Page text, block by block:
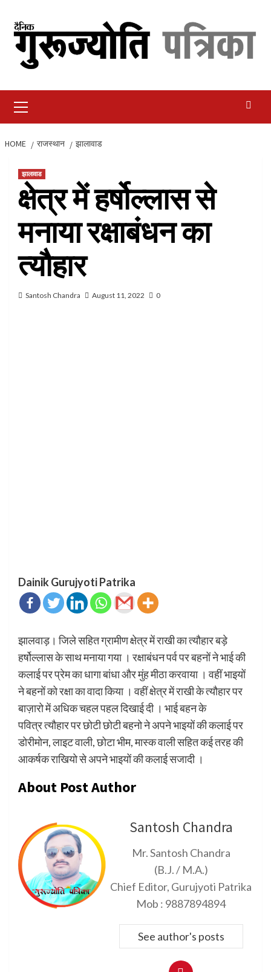
content
Menu
HOME राजस्थान झालावाड
झालावाड
क्षेत्र में हर्षोल्लास से
मनाया रक्षाबंधन का
त्यौहार
Santosh Chandra August 11, 2022 0
Dainik Gurujyoti Patrika
झालवाड़। जिले सहित ग्रामीण क्षेत्र में राखी का त्यौहार बड़े
हर्षोल्लास के साथ मनाया गया । रक्षाबंधन पर्व पर बहनों ने भाई की
कलाई पर प्रेम का धागा बांधा और मुंह मीठा करवाया । वहीं भाइयों
ने बहनों को रक्षा का वादा किया । वहीं क्षेत्र में राखी के त्यौहार पर
बाज़ारो में अधिक चहल पहल दिखाई दी । भाई बहन के
पवित्र त्यौहार पर छोटी छोटी बहनो ने अपने भाइयों की कलाई पर
डोरीमोन, लाइट वाली, छोटा भीम, मास्क वाली सहित कई तरह की
आकर्षक राखियो से अपने भाइयों की कलाई सजादी ।
About Post Author
Santosh Chandra
Mr. Santosh Chandra
(B.J. / M.A.)
Chief Editor, Gurujyoti Patrika
Mob : 9887894894
See author's posts